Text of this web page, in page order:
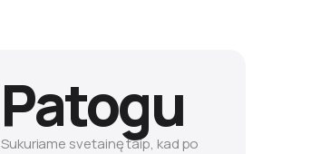
Patogu
Sukuriame svetainę taip, kad po